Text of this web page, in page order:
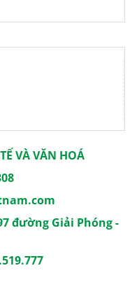
VÀ VĂN HOÁ
đường Giải Phóng -